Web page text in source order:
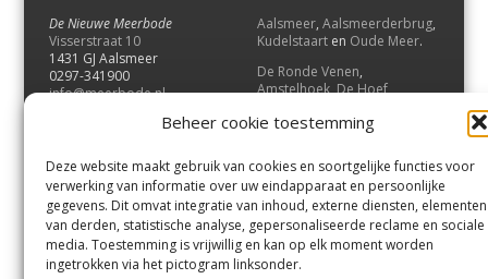
Beheer cookie toestemming
Deze website maakt gebruik van cookies en soortgelijke functies voor
verwerking van informatie over uw eindapparaat en persoonlijke
gegevens. Dit omvat integratie van inhoud, externe diensten, elementen
van derden, statistische analyse, gepersonaliseerde reclame en sociale
media. Toestemming is vrijwillig en kan op elk moment worden
ingetrokken via het pictogram linksonder.
De Nieuwe Meerbode
Visserstraat 10
1431 GJ Aalsmeer
0297-341900
info@meerbode.nl
Aalsmeer, Aalsmeerderbrug,
Kudelstaart en Oude Meer.
De Ronde Venen,
Amstelhoek,De Hoef,
Vrouwenakker,Waverveen
UithoornenDe Kwakel.
Contact
Andere uitgaven
Bezorgklacht